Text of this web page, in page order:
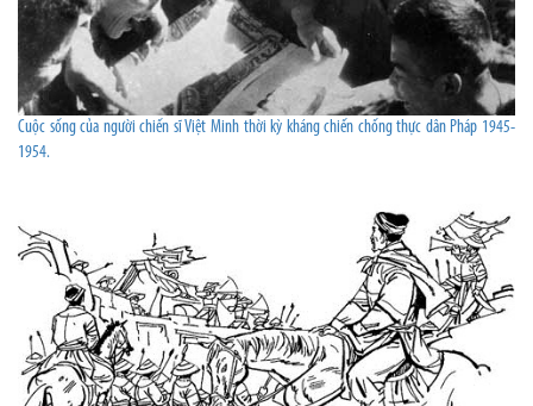
Cuộc sống của người chiến sĩ Việt Minh thời kỳ kháng chiến chống thực dân Pháp 1945-
1954.